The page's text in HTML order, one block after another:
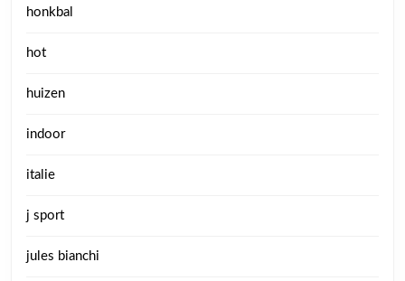
honkbal
hot
huizen
indoor
italie
j sport
jules bianchi